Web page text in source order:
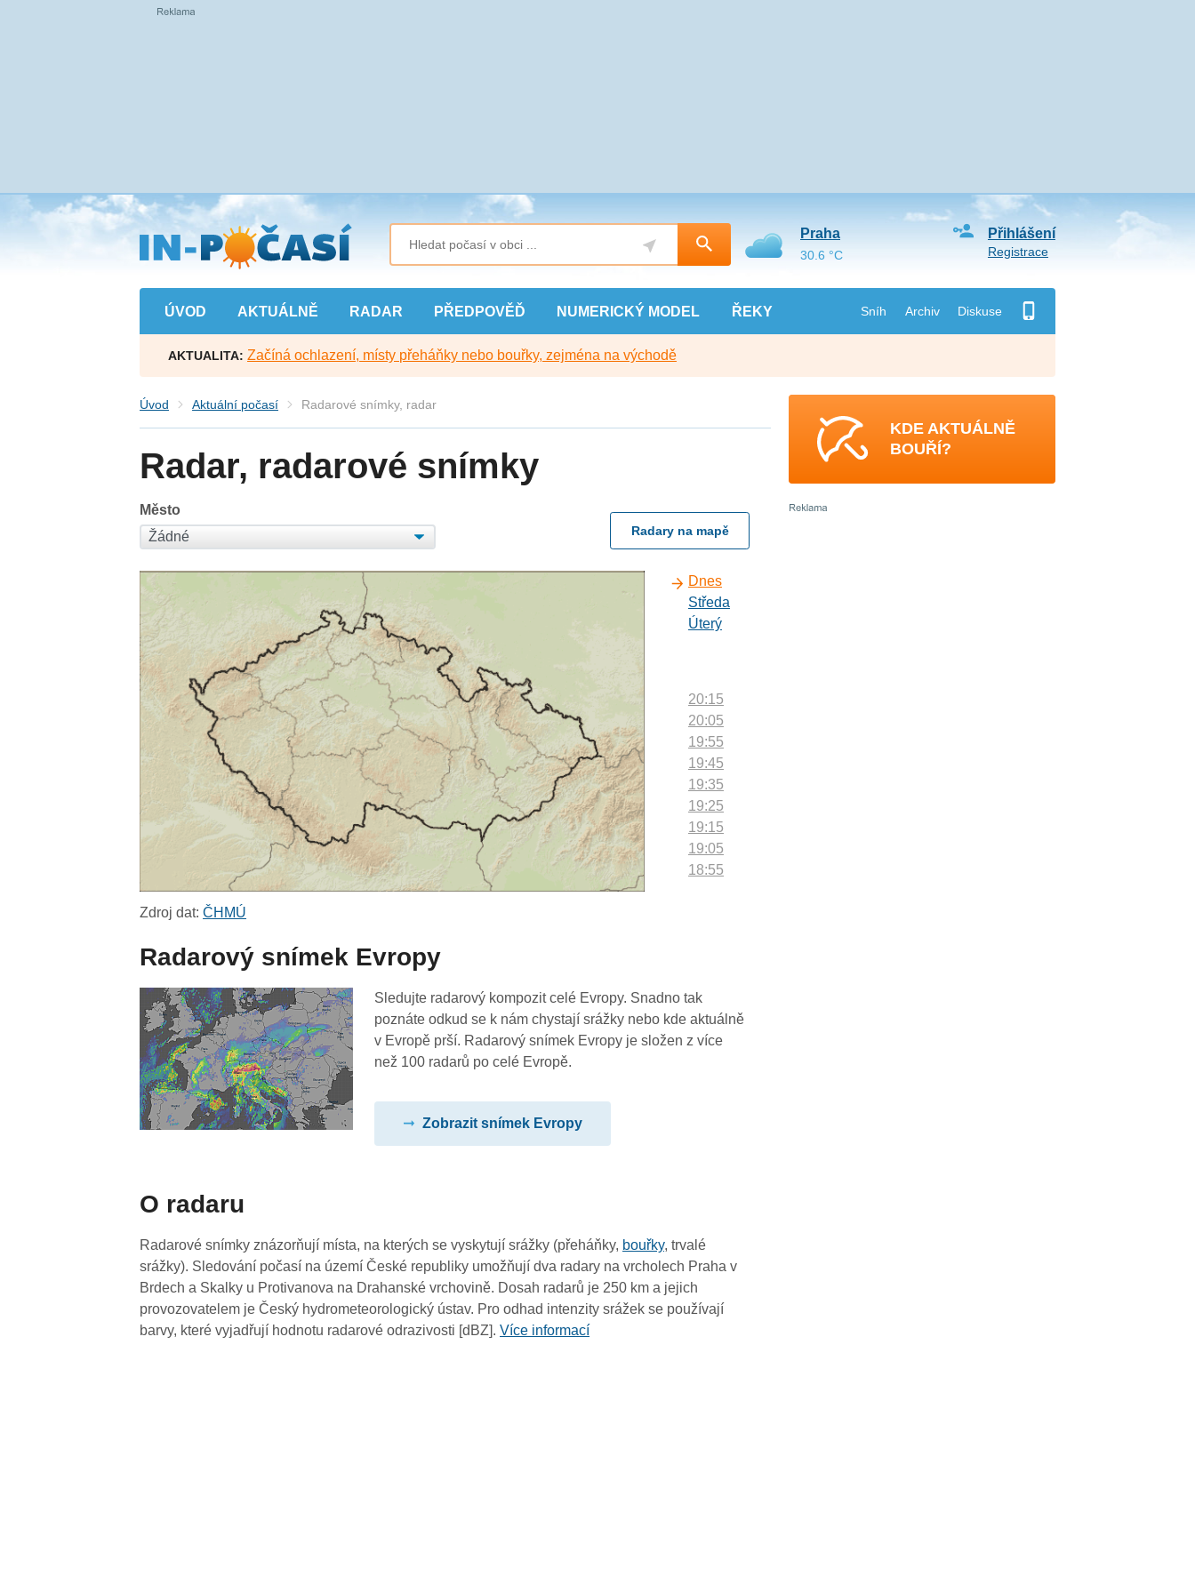
Přejít
na
hlavní
obsah
ÚVOD AKTUÁLNĚ RADAR PŘEDPOVĚĎ NUMERICKÝ MODEL ŘEKY Sníh Archiv Diskuse
Přihlášení
Registrace
Praha
30.6 °C
AKTUALITA: Začíná ochlazení, místy přeháňky nebo bouřky, zejména na východě
Úvod Aktuální počasí Radarové snímky, radar
Radar, radarové snímky
Město
Radary na mapě
Dnes
Středa
Úterý
20:15
20:05
19:55
19:45
19:35
19:25
19:15
19:05
18:55
17:55
17:45
17:35
15:55
15:45
15:35
15:25
Zdroj dat:ČHMÚ
Radarový snímek Evropy
Sledujte radarový kompozit celé Evropy. Snadno tak
poznáte odkud se k nám chystají srážky nebo kde aktuálně
v Evropě prší. Radarový snímek Evropy je složen z více
než 100 radarů po celé Evropě.
Zobrazit snímek Evropy
O radaru
Radarové snímky znázorňují místa, na kterých se vyskytují srážky (přeháňky, bouřky, trvalé
srážky). Sledování počasí na území České republiky umožňují dva radary na vrcholech Praha v
Brdech a Skalky u Protivanova na Drahanské vrchovině. Dosah radarů je 250 km a jejich
provozovatelem je Český hydrometeorologický ústav. Pro odhad intenzity srážek se používají
barvy, které vyjadřují hodnotu radarové odrazivosti [dBZ].Více informací
KDE AKTUÁLNĚ
BOUŘÍ?